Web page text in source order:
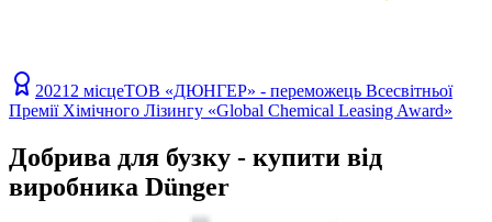
2021 2 місцеТОВ «ДЮНГЕР» - переможець Всесвітньої
Премії Хімічного Лізингу «Global Chemical Leasing Award»
Добрива для бузку - купити від
виробника Dünger